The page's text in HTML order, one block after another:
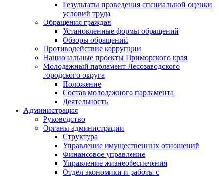
Результаты проведения специальной оценки
условий труда
Обращения граждан
Установленные формы обращений
Обзоры обращений
Противодействие коррупции
Национальные проекты Приморского края
Молодежный парламент Лесозаводского
городского округа
Положение
Состав молодежного парламента
Деятельность
Администрация
Руководство
Органы администрации
Структура
Управление имущественных отношений
Финансовое управление
Управление жизнеобеспечения
Отдел экономики и работы с